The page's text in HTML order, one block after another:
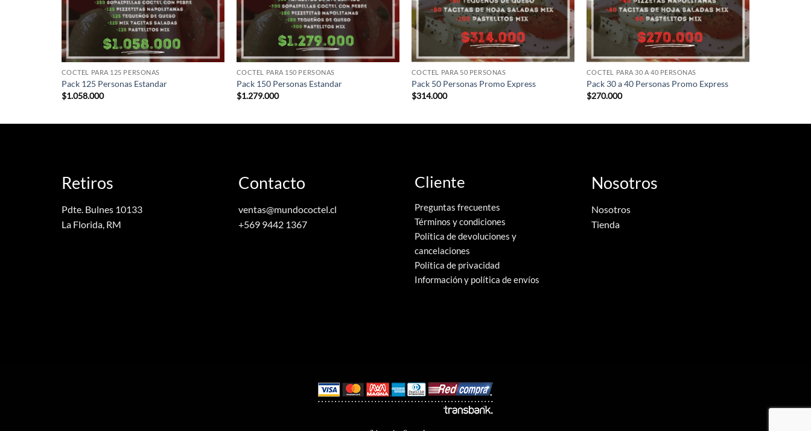
COCTEL PARA 125 PERSONAS
Pack 125 Personas Estandar
$1.058.000
COCTEL PARA 150 PERSONAS
Pack 150 Personas Estandar
$1.279.000
COCTEL PARA 50 PERSONAS
Pack 50 Personas Promo Express
$314.000
COCTEL PARA 30 A 40 PERSONAS
Pack 30 a 40 Personas Promo Express
$270.000
Retiros
Pdte. Bulnes 10133
La Florida, RM
Contacto
ventas@mundococtel.cl
+569 9442 1367
Cliente
Preguntas frecuentes
Términos y condiciones
Política de devoluciones y
cancelaciones
Política de privacidad
Información y política de envíos
Nosotros
Nosotros
Tienda